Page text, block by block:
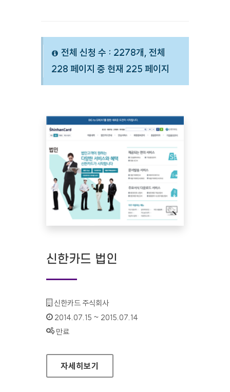
전체 신청 수 : 2278개, 전체
228 페이지 중 현재 225 페이지
신한카드 법인
기관명 :
신한카드 주식회사
인증기간 :
2014.07.15 ~ 2015.07.14
상태 :
만료
신한카드 법인
자세히보기